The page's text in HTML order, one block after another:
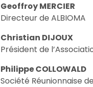
Geoffroy MERCIER
Directeur de ALBIOMA
Christian DIJOUX
Président de
Philippe COLLOWALD
Société Réunionnaise